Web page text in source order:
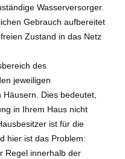
Wasserversorger.
Gebrauch aufbereitet
Zustand in das Netz
des
jeweiligen
Dies bedeutet,
in Ihrem Haus nicht
ist für die
hier ist das Problem:
Regel innerhalb der